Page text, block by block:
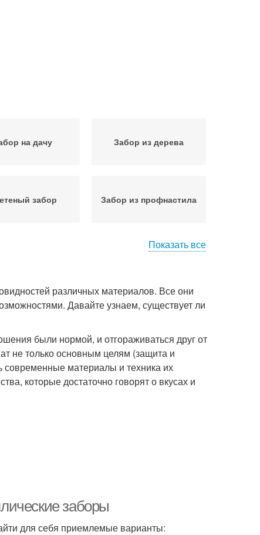
на дачу Забор из дерева
забор Забор из профнастила
Показать все
различных материалов. Все они
Давайте узнаем, существует ли
были нормой, и отгораживаться друг от
не только основным целям (защита и
современные материалы и техника их
которые достаточно говорят о вкусах и
заборы
для себя приемлемые варианты: